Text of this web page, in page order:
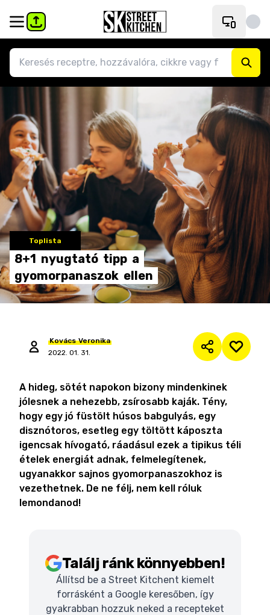
Toplista
8+1 nyugtató tipp a
gyomorpanaszok ellen
Kovács Veronika
2022. 01. 31.
A hideg, sötét napokon bizony mindenkinek
jólesnek a nehezebb, zsírosabb kaják. Tény,
hogy egy jó füstölt húsos babgulyás, egy
disznótoros, esetleg egy töltött káposzta
igencsak hívogató, ráadásul ezek a tipikus téli
ételek energiát adnak, felmelegítenek,
ugyanakkor sajnos gyomorpanaszokhoz is
vezethetnek. De ne félj, nem kell róluk
lemondanod!
Találj ránk könnyebben!
Állítsd be a Street Kitchent kiemelt
forrásként a Google keresőben, így
gyakrabban hozzuk neked a recepteket